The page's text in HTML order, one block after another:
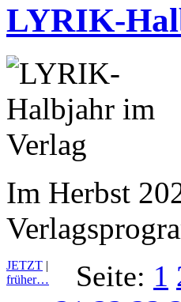
LYRIK-
Im Herbst
JETZT |
früher…
Seite: 1